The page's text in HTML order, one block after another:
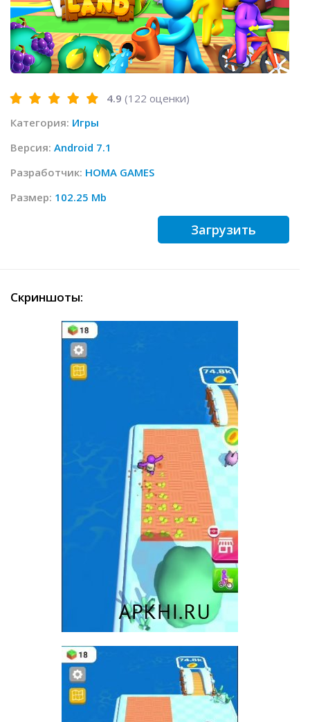
4.9 (122 оценки)
Категория: Игры
Версия: Android 7.1
Разработчик: HOMA GAMES
Размер: 102.25 Mb
Загрузить
Скриншоты: